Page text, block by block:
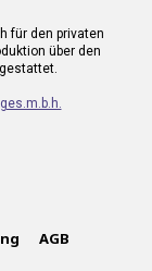
für den privaten
über den
AGB